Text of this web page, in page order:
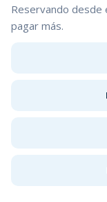
Reservando desde
pagar más.